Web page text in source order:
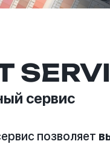
сервис
позволяет